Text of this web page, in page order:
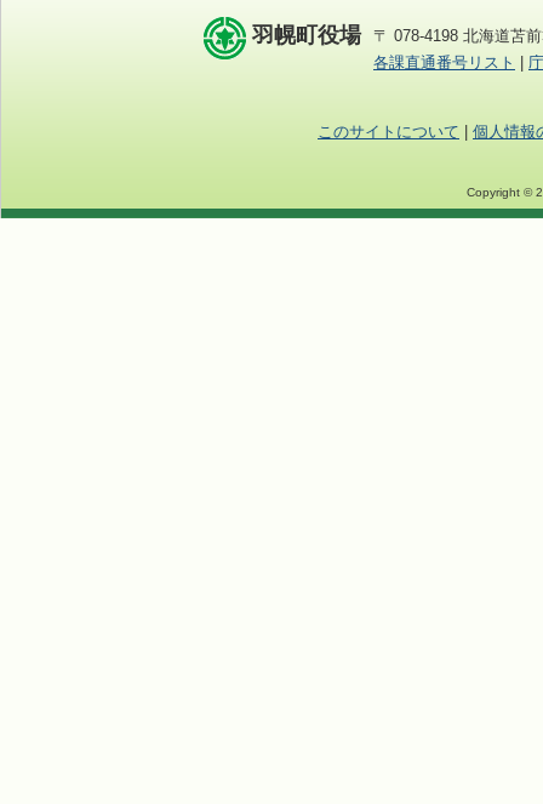
羽幌町役場
〒 078-4198 北海道苫
各課直通番号リスト
このサイトについて 個人情報
Copyright ©